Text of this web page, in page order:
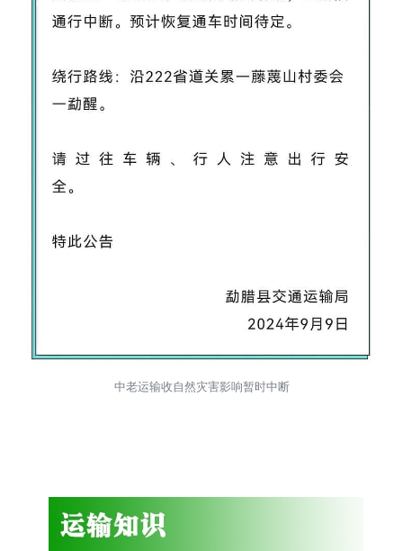
中老运输收自然灾害影响暂时中断